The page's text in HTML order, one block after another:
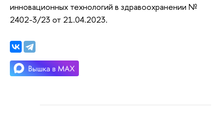
инновационных технологий в здравоохранении №
2402-3/23 от 21.04.2023.